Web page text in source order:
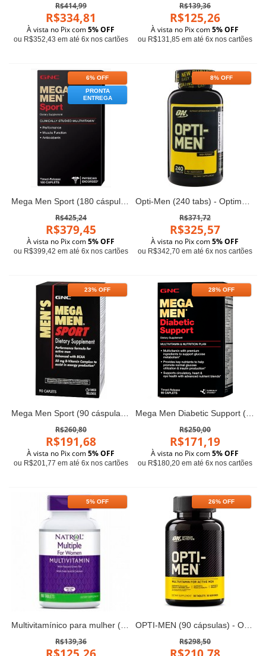
R$414,99
R$334,81
À vista no Pix com5% OFF
ou R$352,43 em até 6x nos cartões
R$139,36
R$125,26
À vista no Pix com5% OFF
ou R$131,85 em até 6x nos cartões
6% OFF
PRONTA
ENTREGA
Mega Men Sport (180 cáspulas) - GNC
R$425,24
R$379,45
À vista no Pix com5% OFF
ou R$399,42 em até 6x nos cartões
8% OFF
Opti-Men (240 tabs) - Optimum Nutrition
R$371,72
R$325,57
À vista no Pix com5% OFF
ou R$342,70 em até 6x nos cartões
23% OFF
Mega Men Sport (90 cáspulas) - GNC
R$260,80
R$191,68
À vista no Pix com5% OFF
ou R$201,77 em até 6x nos cartões
28% OFF
Mega Men Diabetic Support (90 caps) - GNC
R$250,00
R$171,19
À vista no Pix com5% OFF
ou R$180,20 em até 6x nos cartões
5% OFF
Multivitamínico para mulher (90 tabs) - Natrol
R$139,36
26% OFF
OPTI-MEN (90 cápsulas) - Optimum Nutrition
R$298,50